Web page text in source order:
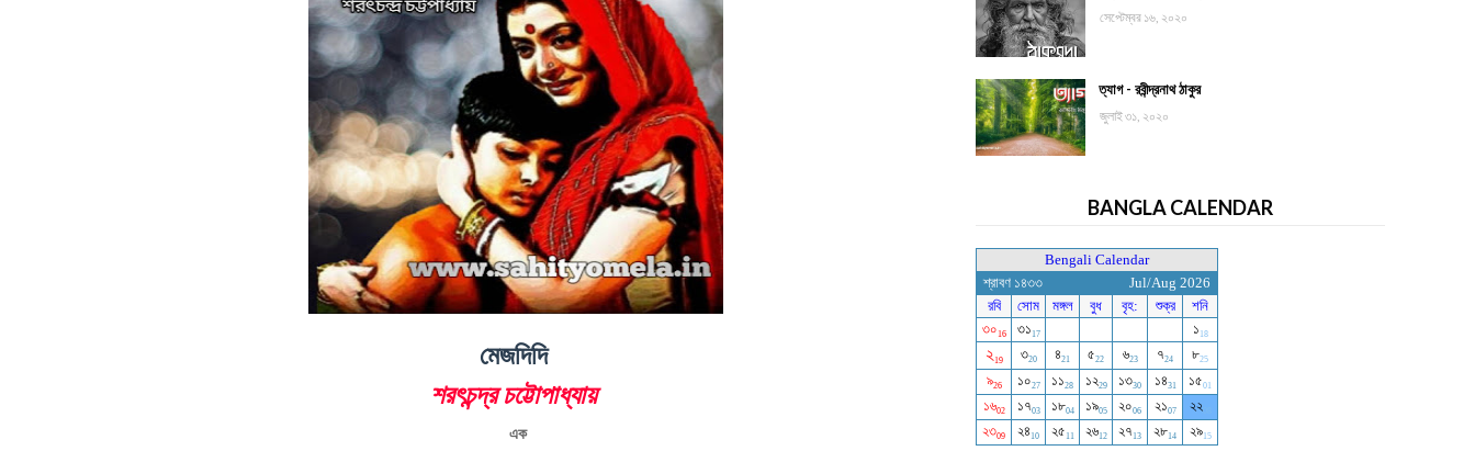
মেজদিদি
শরৎচন্দ্র চট্টোপাধ্যায়
এক
সেপ্টেম্বর ১৬, ২০২০
ত্যাগ - রবীন্দ্রনাথ ঠাকুর
জুলাই ৩১, ২০২০
BANGLA CALENDAR